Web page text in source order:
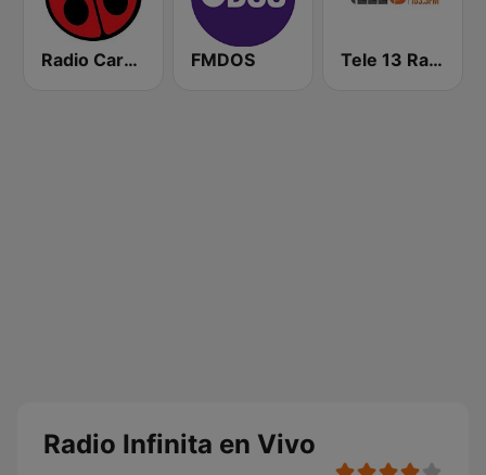
Radio Carolina FMDOS Tele 13 Radio
Radio Infinita en Vivo